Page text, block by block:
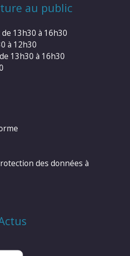
au public
13h30 à 16h30
à 12h30
13h30 à 16h30
des données à